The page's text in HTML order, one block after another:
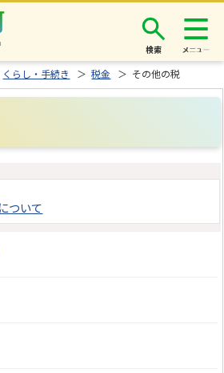
検索
くらし・手続き ＞税金 ＞ その他の税
ついて